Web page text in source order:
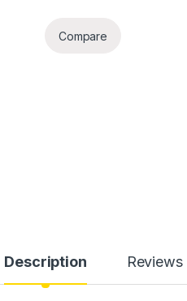
Compare
Description Reviews